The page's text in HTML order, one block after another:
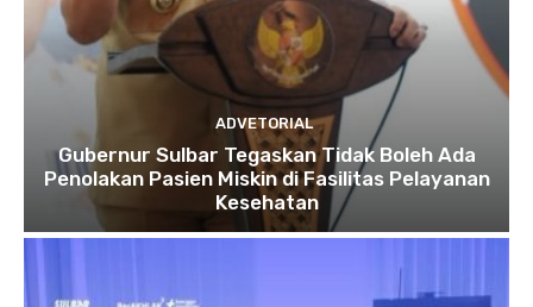
ADVETORIAL
Gubernur Sulbar Tegaskan Tidak Boleh Ada
Penolakan Pasien Miskin di Fasilitas Pelayanan
Kesehatan